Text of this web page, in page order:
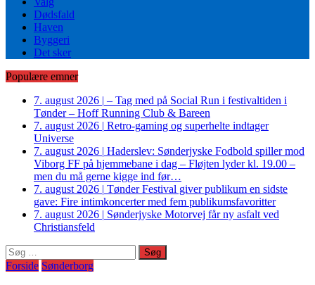
Dødsfald
Haven
Byggeri
Det sker
Populære emner
7. august 2026 | – Tag med på Social Run i festivaltiden i
Tønder – Hoff Running Club & Bareen
7. august 2026 | Retro-gaming og superhelte indtager
Universe
7. august 2026 | Haderslev: Sønderjyske Fodbold spiller mod
Viborg FF på hjemmebane i dag – Fløjten lyder kl. 19.00 –
men du må gerne kigge ind før…
7. august 2026 | Tønder Festival giver publikum en sidste
gave: Fire intimkoncerter med fem publikumsfavoritter
7. august 2026 | Sønderjyske Motorvej får ny asfalt ved
Christiansfeld
Søg
efter:
Forside Sønderborg